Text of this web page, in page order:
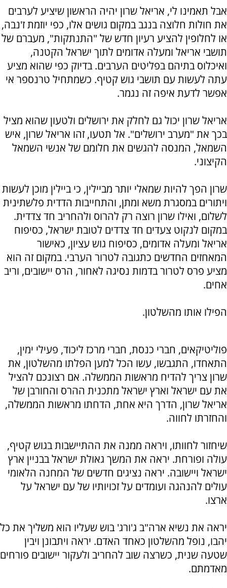
אבל תאמינו לי, אריאל שרון יהיה הראשון שיציע לערבים
את חולות חלוצה בנגב במקום גושים אלו, כפי יוזמת ז'נבה,
או לחלופין להציע רעיון חדש של "התנתקות", מעברם של
תושבי אריאל ומעלה אדומים לתוך ישראל הקטנה,
ואיכלוס בתיהם בפליטים הערבים. בדיוק כפי שהוא מציע
עתה לעשות עם תושבי גוש קטיף. כשמתחיל טרנספר אי
אפשר לדעת איפה זה נגמר.
אריאל שרון יכול גם לחלק את ירושלים ולטעון שהוא מציל
בכך את "מערב ירושלים". אל תטעו, זהו אריאל שרון, איש
השמאל, המנסה להגשים את חלומם של אנשי השמאל
הקיצוני.
שרון הפך להיות שמאלי יותר מביילין, כי ביילין מוכן לעשות
ויתורים במסגרת משא ומתן, והתחייבות הדדית פלשתינית
לשלום, ואילו שרון רוצה רק להרוס ולהחריב חד צדדית.
במקום לנקוט צעדים חד צדדים לטובת ישראל, כסיפוח
אריאל ומעלה אדומים, כסיפוח גוש עציון, כאישור
המאחזים החדשים כתגובה לטרור הערבי. במקום זה הוא
מציע פרס לטרור בדמות נסיגה לאחור, הרס יישובים, וריב
אחים.
הפילו אותו מהשלטון.
פוליטיקאים, חברי כנסת, חברי מרכז ליכוד, פעילי ימין,
התאחדו, התגבשו, עשו הכל למען הפלתו מהשלטון, את
שרון צריך להדיח מראשות הממשלה. אם רצונכם להציל
את עם ישראל וארץ ישראל מתכנית ההרס והחורבן של
אריאל שרון, הדרך היא אחת, הדחתו מראשות הממשלה,
והחזרתו לחווה.
שיחזור לחוותו, ויראה ממנה את ההתיישבות בגוש קטיף,
עולה ופורחת. יראה את המשך גאולת ישראל בבניין ארץ
ישראל ויישובה. יראה נציגים חדשים של המחנה הלאומי
עולים להנהגה ועומדים על זכויותיו של עם ישראל על
ארצו.
יראה את נשיא ארה"ב ג'ורג' בוש שעליו הוא משליך את כל
יהבו, נופל מהשלטון כאחד האדם. יראה ויתבונן ויבין
שטעה שנית, כשרצה שוב להחריב ולעקור יישובים פורחים
מאדמתם.